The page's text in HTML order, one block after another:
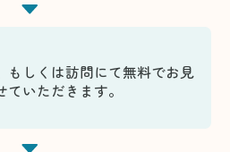
もしくは訪問にて無料でお見
ていただきます。